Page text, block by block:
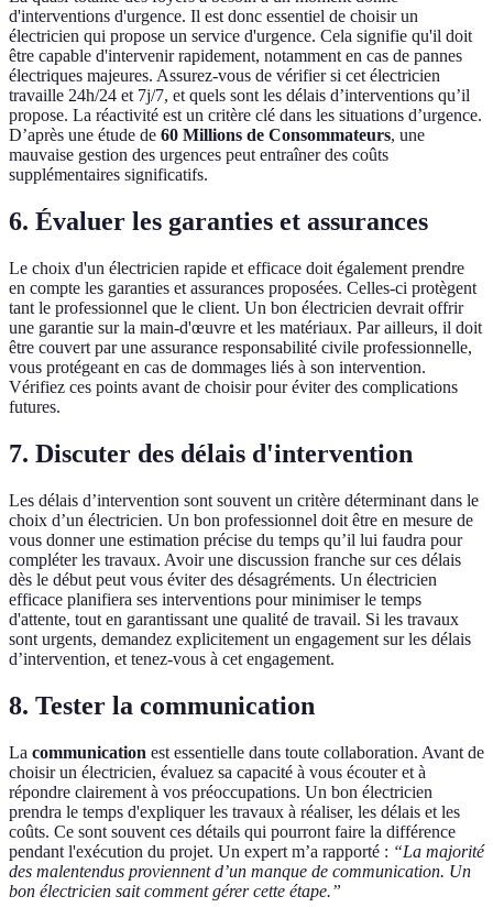
d'interventions d'urgence. Il est donc essentiel de choisir un
électricien qui propose un service d'urgence. Cela signifie qu'il doit
être capable d'intervenir rapidement, notamment en cas de pannes
électriques majeures. Assurez-vous de vérifier si cet électricien
travaille 24h/24 et 7j/7, et quels sont les délais d’interventions qu’il
propose. La réactivité est un critère clé dans les situations d’urgence.
D’après une étude de 60 Millions de Consommateurs, une
mauvaise gestion des urgences peut entraîner des coûts
supplémentaires significatifs.
6. Évaluer les garanties et assurances
Le choix d'un électricien rapide et efficace doit également prendre
en compte les garanties et assurances proposées. Celles-ci protègent
tant le professionnel que le client. Un bon électricien devrait offrir
une garantie sur la main-d'œuvre et les matériaux. Par ailleurs, il doit
être couvert par une assurance responsabilité civile professionnelle,
vous protégeant en cas de dommages liés à son intervention.
Vérifiez ces points avant de choisir pour éviter des complications
futures.
7. Discuter des délais d'intervention
Les délais d’intervention sont souvent un critère déterminant dans le
choix d’un électricien. Un bon professionnel doit être en mesure de
vous donner une estimation précise du temps qu’il lui faudra pour
compléter les travaux. Avoir une discussion franche sur ces délais
dès le début peut vous éviter des désagréments. Un électricien
efficace planifiera ses interventions pour minimiser le temps
d'attente, tout en garantissant une qualité de travail. Si les travaux
sont urgents, demandez explicitement un engagement sur les délais
d’intervention, et tenez-vous à cet engagement.
8. Tester la communication
La communication est essentielle dans toute collaboration. Avant de
choisir un électricien, évaluez sa capacité à vous écouter et à
répondre clairement à vos préoccupations. Un bon électricien
prendra le temps d'expliquer les travaux à réaliser, les délais et les
coûts. Ce sont souvent ces détails qui pourront faire la différence
pendant l'exécution du projet. Un expert m’a rapporté : “La majorité
des malentendus proviennent d’un manque de communication. Un
bon électricien sait comment gérer cette étape.”